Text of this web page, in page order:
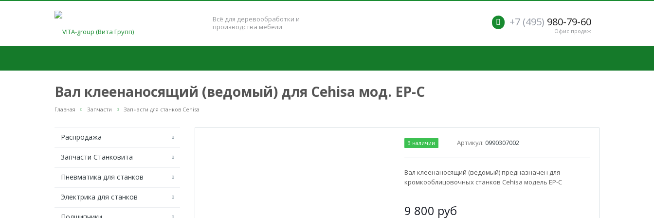
Всё для деревообработки и
производства мебели
+7 (495) 980-79-60
Офис продаж
Вал клеенаносящий (ведомый) для Cehisa мод. EP-C
Главная Запчасти Запчасти для станков Cehisa
Распродажа
Запчасти Станковита
Пневматика для станков
Электрика для станков
В наличии Артикул: 0990307002
Вал клеенаносящий (ведомый) предназначен для
кромкооблицовочных станков Cehisa модель EP-C
9 800 руб